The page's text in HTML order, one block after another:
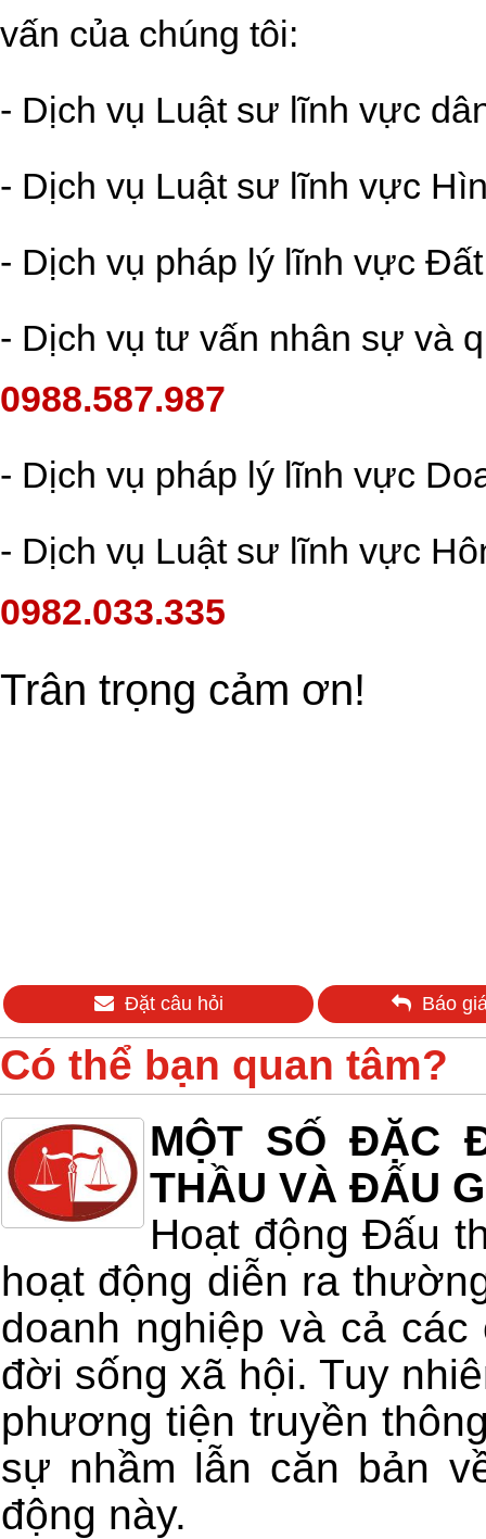
vấn của chúng tôi:
- Dịch vụ Luật sư lĩnh vực
- Dịch vụ Luật sư lĩnh vực
- Dịch vụ pháp lý lĩnh vực
- Dịch vụ tư vấn nhân sự và
0988.587.987
- Dịch vụ pháp lý lĩnh vực
- Dịch vụ Luật sư lĩnh vực
0982.033.335
Trân trọng cảm ơn!
Đặt câu hỏi Báo
Có thể bạn quan tâm?
MỘT SỐ ĐẶC
THẦU VÀ ĐẤU
Hoạt động Đấu
hoạt động diễn ra
doanh nghiệp và cả
đời sống xã hội. Tuy
phương tiện truyền
sự nhầm lẫn căn bản
động này.